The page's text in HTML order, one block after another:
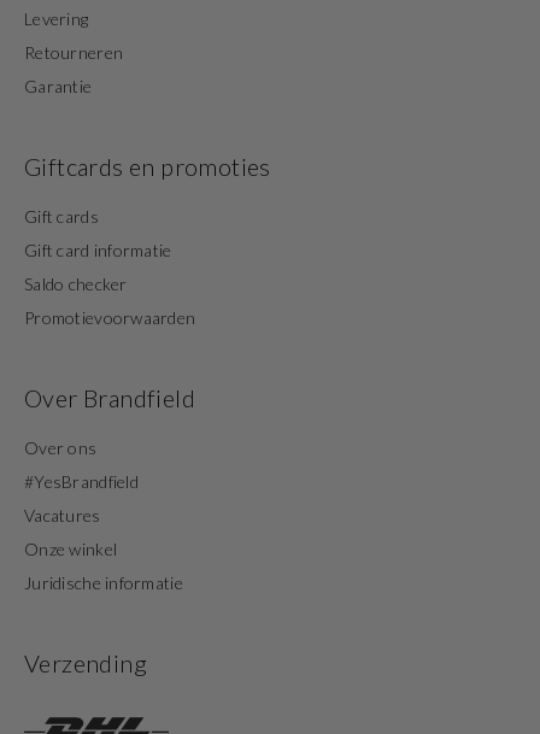
Levering
Retourneren
Garantie
Giftcards en promoties
Gift cards
Gift card informatie
Saldo checker
Promotievoorwaarden
Over Brandfield
Over ons
#YesBrandfield
Vacatures
Onze winkel
Juridische informatie
Verzending